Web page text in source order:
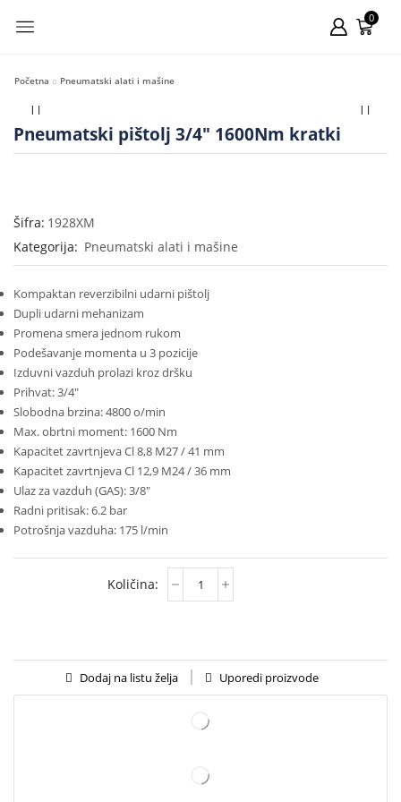
0
Početna Pneumatski alati i mašine
Pneumatski pištolj 3/4″ 1600Nm kratki
Šifra: 1928XM
Kategorija: Pneumatski alati i mašine
Kompaktan reverzibilni udarni pištolj
Dupli udarni mehanizam
Promena smera jednom rukom
Podešavanje momenta u 3 pozicije
Izduvni vazduh prolazi kroz dršku
Prihvat: 3/4″
Slobodna brzina: 4800 o/min
Max. obrtni moment: 1600 Nm
Kapacitet zavrtnjeva Cl 8,8 M27 / 41 mm
Kapacitet zavrtnjeva Cl 12,9 M24 / 36 mm
Ulaz za vazduh (GAS): 3/8″
Radni pritisak: 6.2 bar
Potrošnja vazduha: 175 l/min
Dodaj na listu želja Uporedi proizvode